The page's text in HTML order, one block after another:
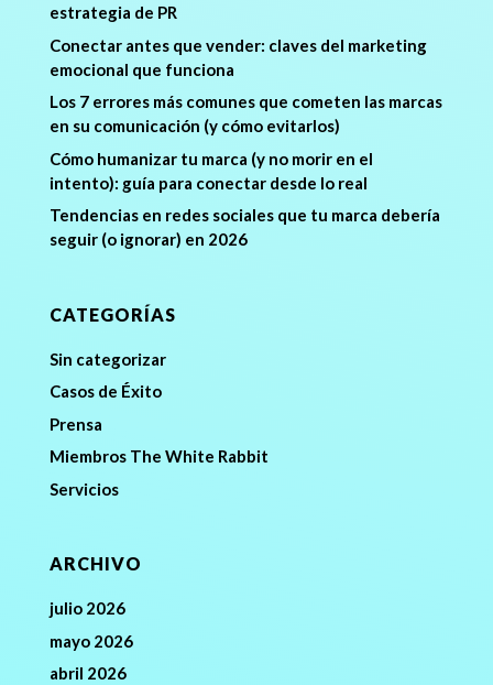
estrategia de PR
Conectar antes que vender: claves del marketing
emocional que funciona
Los 7 errores más comunes que cometen las marcas
en su comunicación (y cómo evitarlos)
Cómo humanizar tu marca (y no morir en el
intento): guía para conectar desde lo real
Tendencias en redes sociales que tu marca debería
seguir (o ignorar) en 2026
CATEGORÍAS
Sin categorizar
Casos de Éxito
Prensa
Miembros The White Rabbit
Servicios
ARCHIVO
julio 2026
mayo 2026
abril 2026